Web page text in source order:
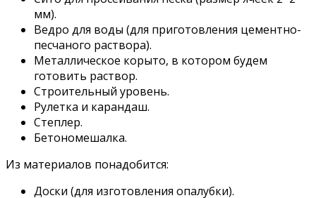
мм).
Ведро для воды (для приготовления цементно-
песчаного раствора).
Металлическое корыто, в котором будем
готовить раствор.
Строительный уровень.
Рулетка и карандаш.
Степлер.
Бетономешалка.
Из материалов понадобится:
Доски (для изготовления опалубки).